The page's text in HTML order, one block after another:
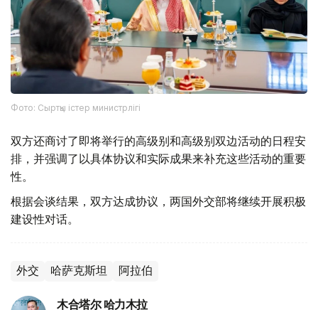
Фото: Сыртқы істер министрлігі
双方还商讨了即将举行的高级别和高级别双边活动的日程安
排，并强调了以具体协议和实际成果来补充这些活动的重要
性。
根据会谈结果，双方达成协议，两国外交部将继续开展积极
建设性对话。
外交 哈萨克斯坦 阿拉伯
木合塔尔 哈力木拉